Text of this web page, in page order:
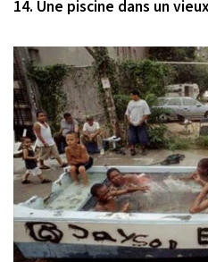
14. Une piscine dans un